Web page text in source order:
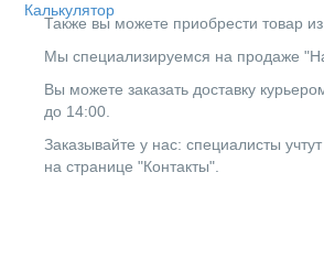
Калькулятор
Также вы можете приобрести товар
Мы специализируемся на продаже
Вы можете заказать доставку
до 14:00.
Заказывайте у нас: специалисты
на странице "Контакты".